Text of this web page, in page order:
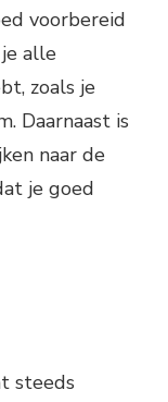
voorbereid
alle
zoals je
Daarnaast is
naar de
je goed
steeds